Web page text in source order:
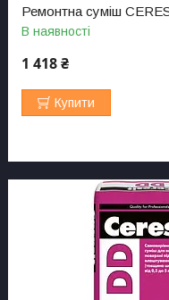
Ремонтна суміш
В наявності
1 418 ₴
Купити